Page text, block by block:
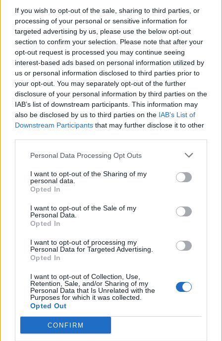
If you wish to opt-out of the sale, sharing to third parties, or
processing of your personal or sensitive information for
targeted advertising by us, please use the below opt-out
section to confirm your selection. Please note that after your
opt-out request is processed you may continue seeing
interest-based ads based on personal information utilized by
us or personal information disclosed to third parties prior to
your opt-out. You may separately opt-out of the further
disclosure of your personal information by third parties on the
IAB’s list of downstream participants. This information may
also be disclosed by us to third parties on the IAB’s List of
Downstream Participants that may further disclose it to other
Personal Data Processing Opt Outs
I want to opt-out of the Sharing of my
personal data.
Opted In
I want to opt-out of the Sale of my
Personal Data.
Opted In
I want to opt-out of processing my
Personal Data for Targeted Advertising.
Opted In
I want to opt-out of Collection, Use,
Retention, Sale, and/or Sharing of my
Personal Data that Is Unrelated with the
Purposes for which it was collected.
Opted Out
CONFIRM
ΛΕΜΕ ΝΑΙ ΣΕ Ο,ΤΙ ΟΦΕΛΕΙ ΤΟΥΣ ΚΑΤΟΙΚΟΥΣ ΤΗΣ
ΠΕΡΙΟΧΗΣ ΜΑΣ. ΣΤΗΝ ΤΟΥΡΙΣΤΙΚΗ ΑΝΑΠΤΥΞΗ ΚΑΙ
ΠΡΟΣΤΑΣΙΑ ΤΩΝ ΑΡΧΑΙΟΛΟΓΙΚΩΝ ΧΩΡΩΝ ΚΑΙ ΤΗΣ
ΥΓΕΙΑΣ ΤΩΝ ΚΑΤΟΙΚΩΝ.
Καλούμε το λαό της περιοχής να στηρίξει και να
ενισχύσει το ψηφοδέλτιο της Λαϊκής
Συσπείρωσης Μονεμβασίας στο Δήμο και
Πελοποννήσου στην Περιφέρεια, το ψηφοδέλτιο
ακόμα μεγαλύτερη φωνή αντίστασης μέσα στο
Δημοτικό και Περιφερειακό Συμβούλιο.
Καλούμε το λαό της περιοχής σε στράτευση και
ενίσχυση με το ΚΚΕ, και με την Ψήφο του στις